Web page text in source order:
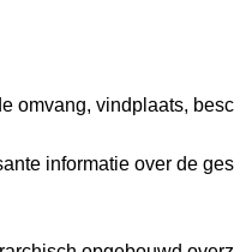
omvang, vindplaats,
informatie over de